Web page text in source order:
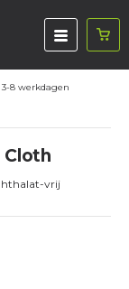
8 werkdagen
Cloth
vrij